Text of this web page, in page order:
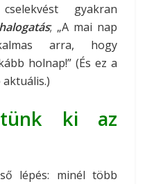
gyakran
halogatás; „A mai nap
arra, hogy
holnap!” (És ez a
ki az
lépés: minél több